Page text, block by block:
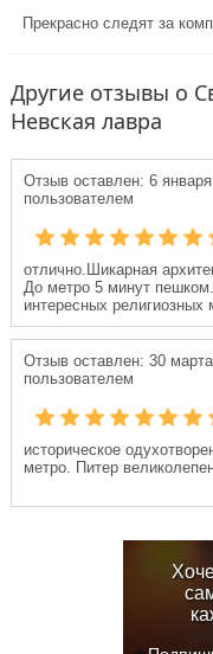
Прекрасно следят за
Другие отзывы о
Невская лавра
Отзыв оставлен: 6
пользователем
отлично.Шикарная
До метро 5 минут
интересных религиозных
Отзыв оставлен: 30
пользователем
историческое
метро. Питер